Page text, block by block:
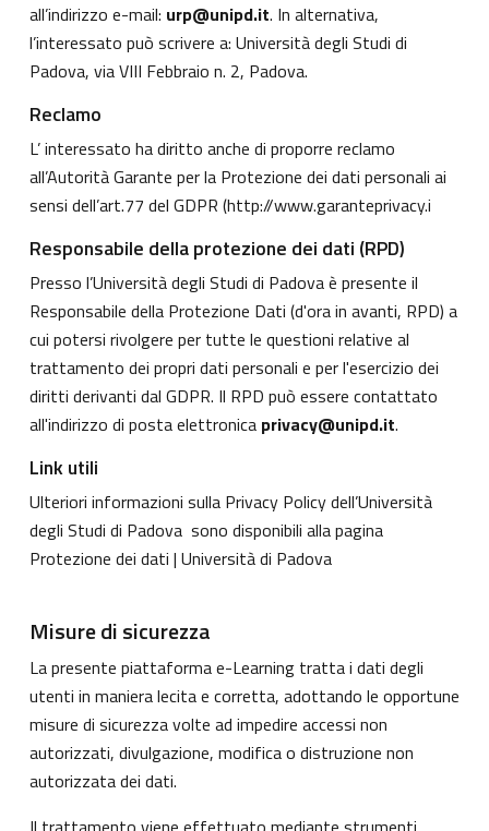
all’indirizzo e-mail: urp@unipd.it. In alternativa,
l’interessato può scrivere a: Università degli Studi di
Padova, via VIII Febbraio n. 2, Padova.
Reclamo
L’ interessato ha diritto anche di proporre reclamo
all’Autorità Garante per la Protezione dei dati personali ai
sensi dell’art.77 del GDPR (http://www.garanteprivacy.i
Responsabile della protezione dei dati (RPD)
Presso l’Università degli Studi di Padova è presente il
Responsabile della Protezione Dati (d'ora in avanti, RPD) a
cui potersi rivolgere per tutte le questioni relative al
trattamento dei propri dati personali e per l'esercizio dei
diritti derivanti dal GDPR. Il RPD può essere contattato
all'indirizzo di posta elettronica privacy@unipd.it.
Link utili
Ulteriori informazioni sulla Privacy Policy dell’Università
degli Studi di Padova sono disponibili alla pagina
Protezione dei dati | Università di Padova
Misure di sicurezza
La presente piattaforma e-Learning tratta i dati degli
utenti in maniera lecita e corretta, adottando le opportune
misure di sicurezza volte ad impedire accessi non
autorizzati, divulgazione, modifica o distruzione non
autorizzata dei dati.